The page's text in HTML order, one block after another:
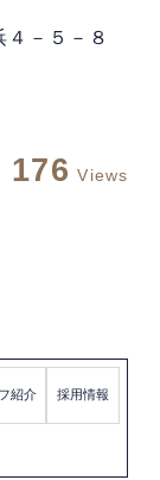
－５－８
176 Views
紹介 採用情報